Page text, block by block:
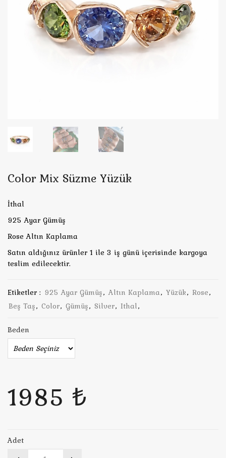
Color Mix Süzme Yüzük
İthal
925 Ayar Gümüş
Rose Altın Kaplama
Satın aldığınız ürünler 1 ile 3 iş günü içerisinde kargoya
teslim edilecektir.
Etiketler : 925 Ayar Gümüş, Altın Kaplama, Yüzük, Rose,
Beş Taş, Color, Gümüş, Silver, Ithal,
Beden
1985 ₺
Adet